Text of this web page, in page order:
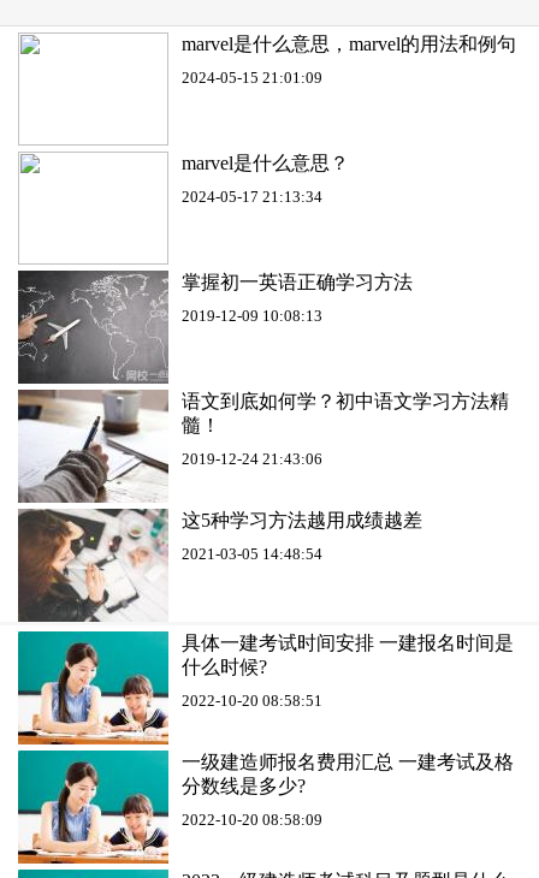
marvel是什么意思，marvel的用法和例句
2024-05-15 21:01:09
marvel是什么意思？
2024-05-17 21:13:34
掌握初一英语正确学习方法
2019-12-09 10:08:13
语文到底如何学？初中语文学习方法精
髓！
2019-12-24 21:43:06
这5种学习方法越用成绩越差
2021-03-05 14:48:54
具体一建考试时间安排 一建报名时间是
什么时候?
2022-10-20 08:58:51
一级建造师报名费用汇总 一建考试及格
分数线是多少?
2022-10-20 08:58:09